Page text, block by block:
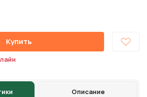
Купить
Описание